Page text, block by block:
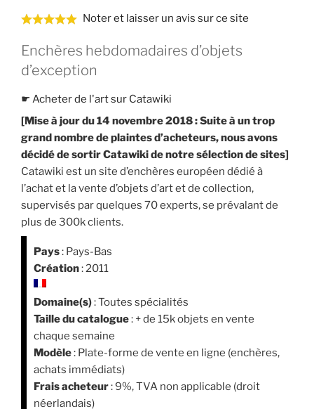
Noter et laisser un avis sur ce site
Enchères hebdomadaires d’objets
d’exception
☛ Acheter de l'art sur Catawiki
[Mise à jour du 14 novembre 2018 : Suite à un trop
grand nombre de plaintes d’acheteurs, nous avons
décidé de sortir Catawiki de notre sélection de sites]
Catawiki est un site d’enchères européen dédié à
l’achat et la vente d’objets d’art et de collection,
supervisés par quelques 70 experts, se prévalant de
plus de 300k clients.
Pays: Pays-Bas
Création: 2011
Domaine(s): Toutes spécialités
Taille du catalogue: + de 15k objets en vente
chaque semaine
Modèle: Plate-forme de vente en ligne (enchères,
achats immédiats)
Frais acheteur: 9%, TVA non applicable (droit
néerlandais)